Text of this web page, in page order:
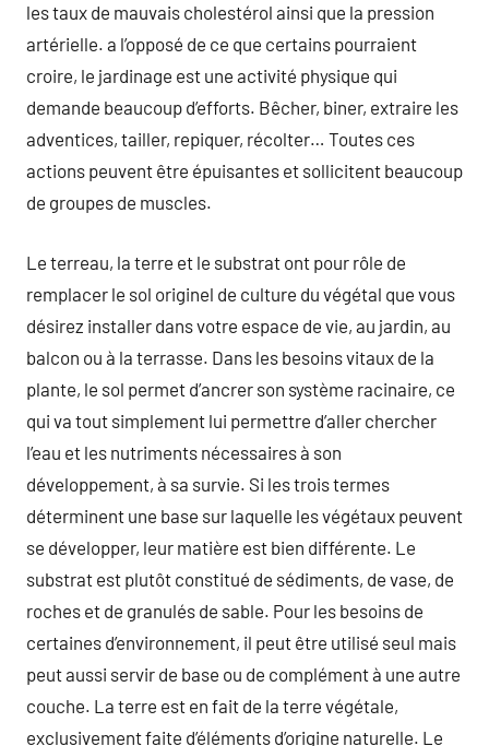
les taux de mauvais cholestérol ainsi que la pression
artérielle. a l’opposé de ce que certains pourraient
croire, le jardinage est une activité physique qui
demande beaucoup d’efforts. Bêcher, biner, extraire les
adventices, tailler, repiquer, récolter… Toutes ces
actions peuvent être épuisantes et sollicitent beaucoup
de groupes de muscles.
Le terreau, la terre et le substrat ont pour rôle de
remplacer le sol originel de culture du végétal que vous
désirez installer dans votre espace de vie, au jardin, au
balcon ou à la terrasse. Dans les besoins vitaux de la
plante, le sol permet d’ancrer son système racinaire, ce
qui va tout simplement lui permettre d’aller chercher
l’eau et les nutriments nécessaires à son
développement, à sa survie. Si les trois termes
déterminent une base sur laquelle les végétaux peuvent
se développer, leur matière est bien différente. Le
substrat est plutôt constitué de sédiments, de vase, de
roches et de granulés de sable. Pour les besoins de
certaines d’environnement, il peut être utilisé seul mais
peut aussi servir de base ou de complément à une autre
couche. La terre est en fait de la terre végétale,
exclusivement faite d’éléments d’origine naturelle. Le